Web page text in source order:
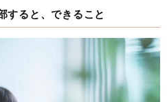
すると、できること